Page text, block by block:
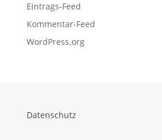
Eintrags-Feed
Kommentar-Feed
WordPress.org
Datenschutz